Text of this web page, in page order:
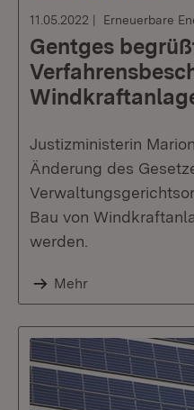
11.05.2022 Erneuerbare
Gentges
Justizministerin
Änderung des
Bau von
werden.
Mehr